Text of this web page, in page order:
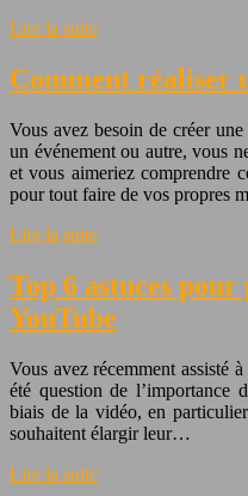
Lire la suite
Comment réaliser
Vous avez besoin de créer
un événement ou autre, vous
et vous aimeriez comprendre
pour tout faire de vos propres
Lire la suite
Top 6 astuces
YouTube
Vous avez récemment assisté
été question de l’importance
biais de la vidéo, en
souhaitent élargir leur…
Lire la suite